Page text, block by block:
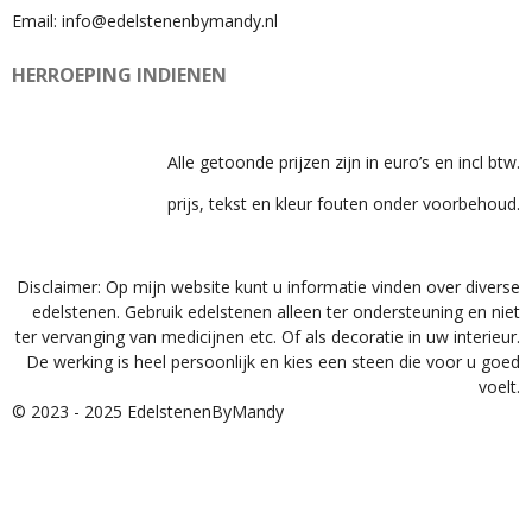
Email: info@edelstenenbymandy.nl
HERROEPING INDIENEN
Alle getoonde prijzen zijn in euro’s en incl btw.
prijs, tekst en kleur fouten onder voorbehoud.
Disclaimer: Op mijn website kunt u informatie vinden over diverse
edelstenen. Gebruik edelstenen alleen ter ondersteuning en niet
ter vervanging van medicijnen etc. Of als decoratie in uw interieur.
De werking is heel persoonlijk en kies een steen die voor u goed
voelt.
© 2023 - 2025 EdelstenenByMandy